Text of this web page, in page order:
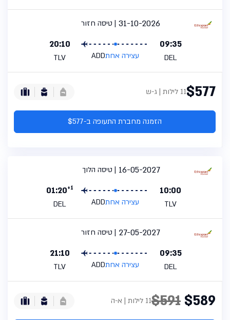
טיסה חזור
31-10-2026
09:35
DEL עצירה אחתADD
20:10
TLV
$57711 לילות | ג-ש
הזמנה מחברת התעופה ב-$577
טיסה הלוך
16-05-2027
10:00
TLV עצירה אחתADD
01:20+1
DEL
טיסה חזור
27-05-2027
09:35
DEL עצירה אחתADD
21:10
TLV
$589
$59111 לילות | א-ה